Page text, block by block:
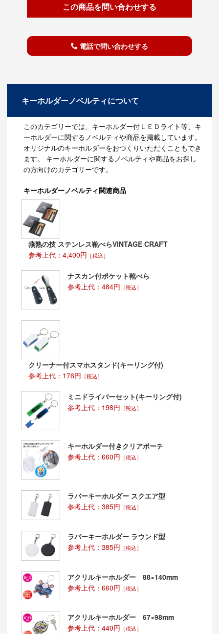
この商品を問い合わせする
電話で問い合わせする
キーホルダーノベルティについて
このカテゴリーでは、キーホルダー付ＬＥＤライト等、キ
ーホルダーに関するノベルティや商品を掲載しています。
オリジナルのキーホルダーをおつくりいただくこともでき
ます。 キーホルダーに関するノベルティや商品をお探し
の方向けのカテゴリーです。
キーホルダーノベルティ関連商品
燕熟の技 ステンレス靴べらVINTAGE CRAFT
参考上代：4,400円 ［税込］
ナスカン付ポケット靴べら
参考上代：484円 ［税込］
クリーナー付スマホスタンド(キーリング付)
参考上代：176円 ［税込］
ミニドライバーセット(キーリング付)
参考上代：198円 ［税込］
キーホルダー付きクリアポーチ
参考上代：660円 ［税込］
ラバーキーホルダー スクエア型
参考上代：385円 ［税込］
ラバーキーホルダー ラウンド型
参考上代：385円 ［税込］
アクリルキーホルダー 88×140mm
参考上代：660円 ［税込］
アクリルキーホルダー 67×98mm
参考上代：440円 ［税込］